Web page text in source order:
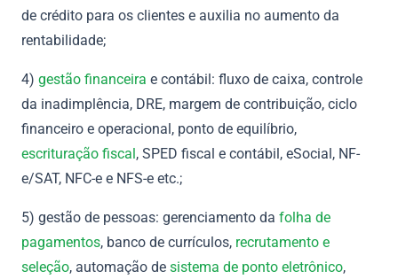
de crédito para os clientes e auxilia no aumento da
rentabilidade;
4) gestão financeira e contábil: fluxo de caixa, controle
da inadimplência, DRE, margem de contribuição, ciclo
financeiro e operacional, ponto de equilíbrio,
escrituração fiscal, SPED fiscal e contábil, eSocial, NF-
e/SAT, NFC-e e NFS-e etc.;
5) gestão de pessoas: gerenciamento da folha de
pagamentos, banco de currículos, recrutamento e
seleção, automação de sistema de ponto eletrônico,